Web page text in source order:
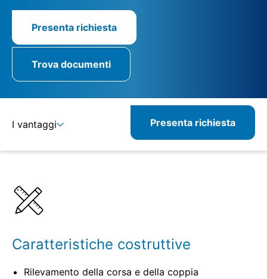
Presenta richiesta
Trova documenti
I vantaggi
Prodotti combinabili
Prodotti correlati
Presenta richiesta
Caratteristiche costruttive
Rilevamento della corsa e della coppia